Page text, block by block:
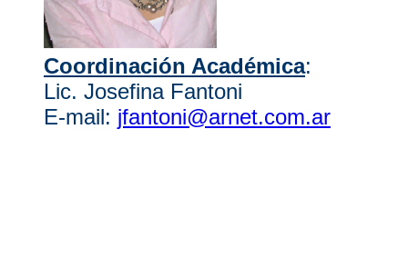
Coordinación Académica:
Lic. Josefina Fantoni
E-mail: jfantoni@arnet.com.ar